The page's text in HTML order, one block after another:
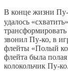
В конце жизни
удалось
звонил Пу-ко, в
флейты «Полый
флейта была
колокольчик Пу-ко.